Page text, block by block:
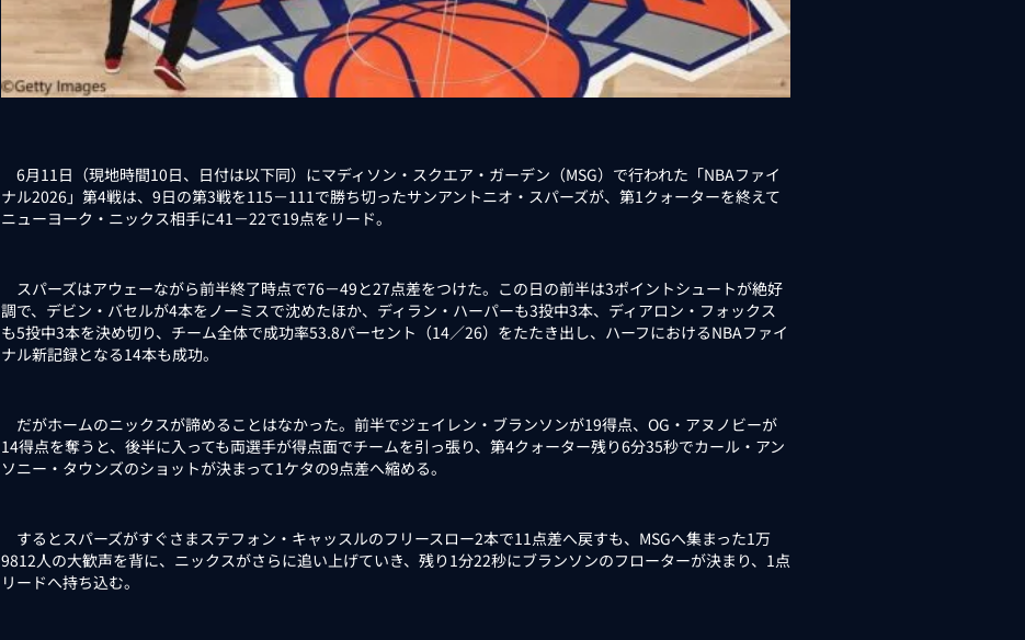
6月11日（現地時間10日、日付は以下同）にマディソン・スクエア・ガーデン（MSG）で行われた「NBAファイ
ナル2026」第4戦は、9日の第3戦を115－111で勝ち切ったサンアントニオ・スパーズが、第1クォーターを終えて
ニューヨーク・ニックス相手に41－22で19点をリード。
スパーズはアウェーながら前半終了時点で76－49と27点差をつけた。この日の前半は3ポイントシュートが絶好
調で、デビン・バセルが4本をノーミスで沈めたほか、ディラン・ハーパーも3投中3本、ディアロン・フォックス
も5投中3本を決め切り、チーム全体で成功率53.8パーセント（14／26）をたたき出し、ハーフにおけるNBAファイ
ナル新記録となる14本も成功。
だがホームのニックスが諦めることはなかった。前半でジェイレン・ブランソンが19得点、OG・アヌノビーが
14得点を奪うと、後半に入っても両選手が得点面でチームを引っ張り、第4クォーター残り6分35秒でカール・アン
ソニー・タウンズのショットが決まって1ケタの9点差へ縮める。
するとスパーズがすぐさまステフォン・キャッスルのフリースロー2本で11点差へ戻すも、MSGへ集まった1万
9812人の大歓声を背に、ニックスがさらに追い上げていき、残り1分22秒にブランソンのフローターが決まり、1点
リードへ持ち込む。